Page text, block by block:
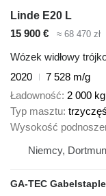
Linde E20 L
15 900 €
≈ 68 470 zł
Wózek widłowy
2020
7 528 m/g
Ładowność 2 000 kg
Typ masztu
Wysokość
Niemcy,
GA-TEC